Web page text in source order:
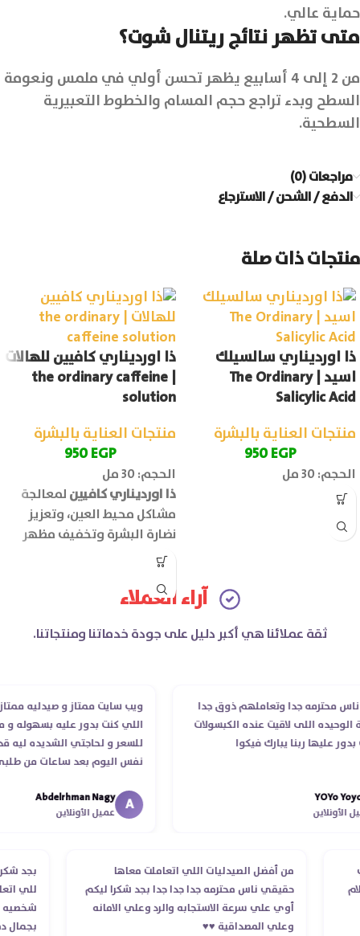
حماية عالي.
متى تظهر نتائج ريتنال شوت؟
من 2 إلى 4 أسابيع يظهر تحسن أولي في ملمس ونعومة
السطح وبدء تراجع حجم المسام والخطوط التعبيرية
السطحية.
مراجعات (0)
الدفع / الشحن / الاسترجاع
منتجات ذات صلة
ذا اورديناري سالسيلك
اسيد | The Ordinary
Salicylic Acid
منتجات العناية بالبشرة
950EGP
الحجم: 30 مل
ذا اورديناري كافيين للهالات
| the ordinary caffeine
solution
منتجات العناية بالبشرة
950EGP
الحجم: 30 مل
ذا اورديناري كافيينلمعالجة
مشاكل محيط العين، وتعزيز
نضارة البشرة وتخفيف مظهر
علامات الإجهاد.
آراء العملاء
ثقة عملائنا هي أكبر دليل على جودة خدماتنا ومنتجاتنا.
محترمه جدا وتعاملهم ذوق جدا
اللى لاقيت عنده الكبسولات
عليها ربنا يبارك فيكوا
YOYo
ويب سايت ممتاز و صيدليه ممتازه
اللي كنت بدور عليه بسهوله و من
للسعر و لحاجتي الشديده ليه
نفس اليوم بعد ساعات من طلبي و
انتهاء موعد عمله ..فضل يتابع
استلمت ..شكرا جزيلا ليكم
A
Abdelrhman Nagy
عميل الأونلاين
من أفضل الصيدليات اللي اتعاملت معاها
حقيقي ناس محترمه جدا جدا جدا بجد شكرا ليكم
أوي علي سرعة الاستجابه والرد وعلي الامانه
وعلي المصداقية ♥️♥️‏